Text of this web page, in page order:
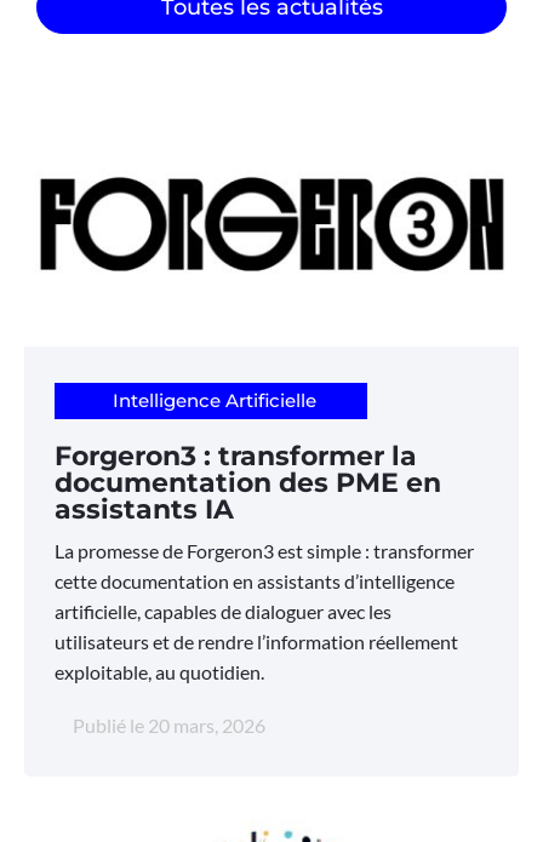
Toutes les actualités
Intelligence Artificielle
Forgeron3 : transformer la
documentation des PME en
assistants IA
La promesse de Forgeron3 est simple : transformer
cette documentation en assistants d’intelligence
artificielle, capables de dialoguer avec les
utilisateurs et de rendre l’information réellement
exploitable, au quotidien.
Publié le 20 mars, 2026